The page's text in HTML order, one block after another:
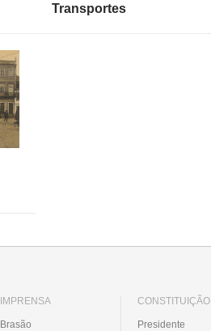
Transportes
IMPRENSA
Brasão
CONSTITUIÇÃO
Presidente